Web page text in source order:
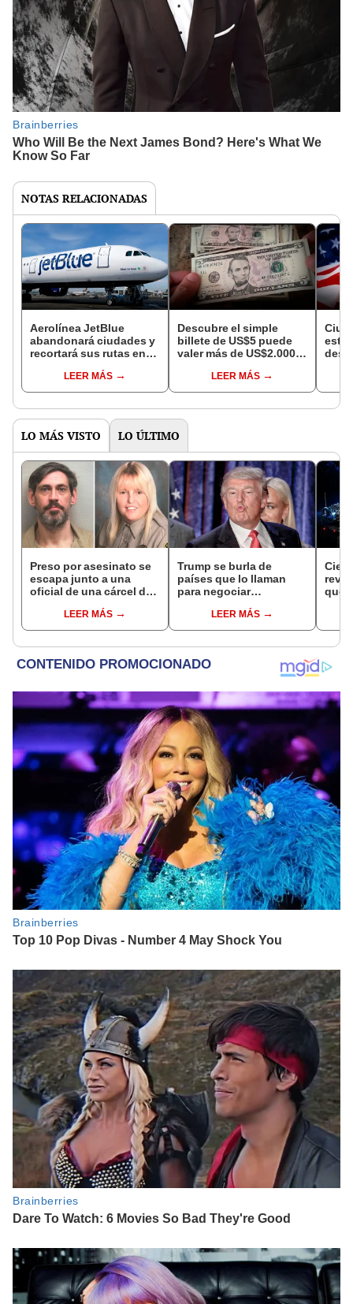
NOTAS RELACIONADAS
Aerolínea JetBlue
abandonará ciudades y
recortará sus rutas en
completaLEER MÁS
Descubre el simple
billete de US$5 puede
valer más de US$2.000:
fácilmente?
LEER MÁS
LO MÁS VISTO LO ÚLTIMO
Preso por asesinato se
escapa junto a una
oficial de una cárcel de
LEER MÁS
Trump se burla de
países que lo llaman
para negociar
besándome el culo"
LEER MÁS
que